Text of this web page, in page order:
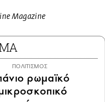
Magazine
ΠΟΛΙΤΙΣΜΟΣ
ρωμαϊκό